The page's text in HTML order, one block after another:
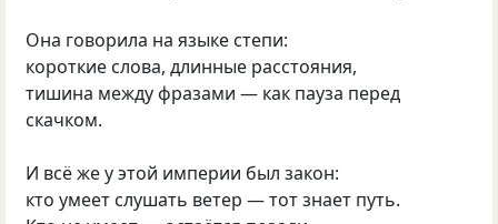
Она говорила на языке степи:
короткие слова, длинные расстояния,
тишина между фразами — как пауза перед
скачком.
И всё же у этой империи был закон:
кто умеет слушать ветер — тот знает путь.